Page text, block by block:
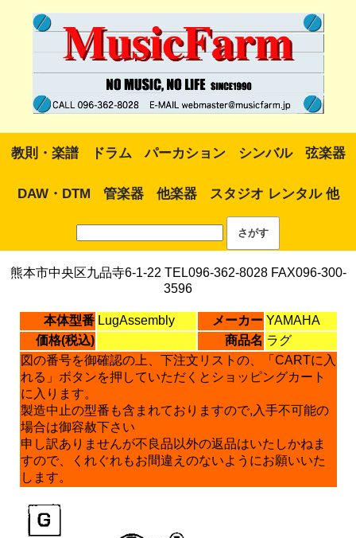
教則・楽譜 ドラム パーカション シンバル 弦楽器
DAW・DTM 管楽器 他楽器 スタジオ レンタル 他
熊本市中央区九品寺6-1-22 TEL096-362-8028 FAX096-300-
3596
本体型番 LugAssembly メーカー YAMAHA
価格(税込)
商品名 ラグ
図の番号を御確認の上、下注文リストの、「CARTに入
れる」ボタンを押していただくとショッピングカート
に入ります。
製造中止の型番も含まれておりますので,入手不可能の
場合は御容赦下さい
申し訳ありませんが不良品以外の返品はいたしかねま
すので、くれぐれもお間違えのないようにお願いいた
します。